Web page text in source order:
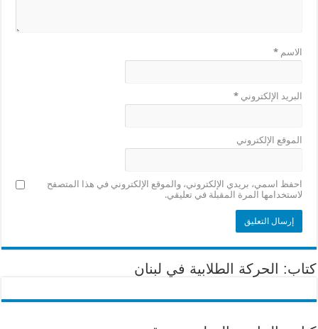
الاسم*
البريد الإلكتروني*
الموقع الإلكتروني
احفظ اسمي، بريدي الإلكتروني، والموقع الإلكتروني في هذا المتصفح
لاستخدامها المرة المقبلة في تعليقي.
كتاب: الحركة الطلابية في لبنان